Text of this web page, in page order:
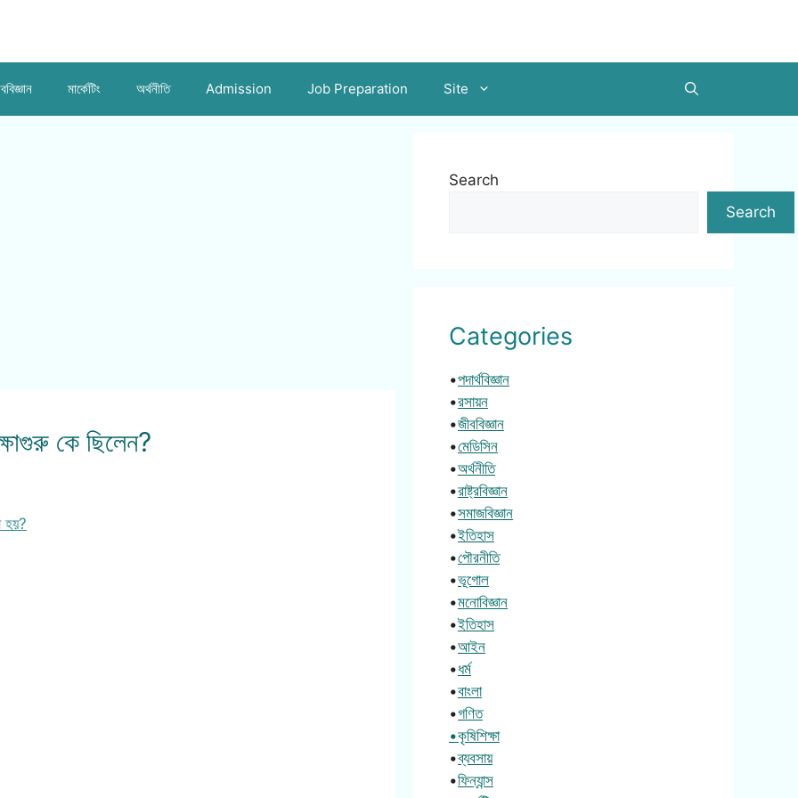
মার্কেটিং অর্থনীতি Admission Job Preparation Site
কে ছিলেন?
হয়?
Search
Search
Categories
•পদার্থবিজ্ঞান
•রসায়ন
•জীববিজ্ঞান
•মেডিসিন
•অর্থনীতি
•রাষ্ট্রবিজ্ঞান
•সমাজবিজ্ঞান
•ইতিহাস
•পৌরনীতি
•ভূগোল
•মনোবিজ্ঞান
•ইতিহাস
•আইন
•ধর্ম
•বাংলা
•গণিত
•কৃষিশিক্ষা
•ব্যবসায়
•ফিন্যান্স